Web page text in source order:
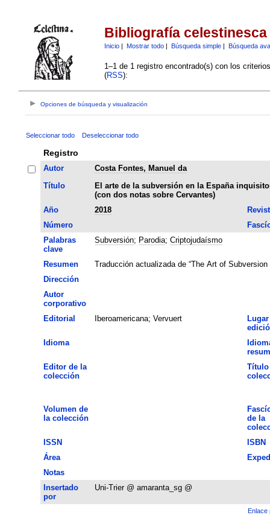
Bibliografía celestinesca
Inicio| Mostrar todo| Búsqueda simple| Búsqueda
1–1 de 1 registro encontrado(s) con los
(RSS):
Opciones de búsqueda y visualización
Seleccionar todo Deseleccionar todo
Registro
Autor
Costa Fontes, Manuel da
Título
El arte de la subversión en la España
(con dos notas sobre Cervantes)
Año
2018
Número
Palabras
clave
Subversión; Parodia; Criptojudaísmo
Resumen
Traducción actualizada de “The Art of
Dirección
Autor
corporativo
Editorial
Iberoamericana; Vervuert
Idioma
Editor de la
colección
Título
Volumen de
la colección
de la
ISSN
ISBN
Área
Notas
Insertado
por
Uni-Trier @ amaranta_sg @
Enlace